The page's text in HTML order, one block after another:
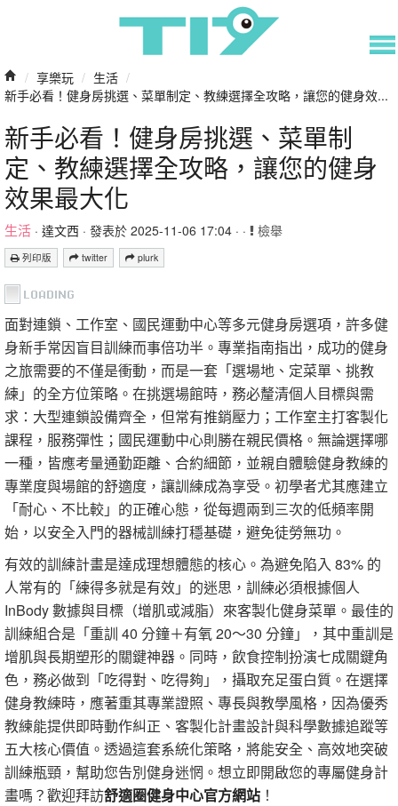
/ 享樂玩 / 生活 /
新手必看！健身房挑選、菜單制定、教練選擇全攻略，讓您的健身效...
新手必看！健身房挑選、菜單制
定、教練選擇全攻略，讓您的健身
效果最大化
生活 · 達文西 · 發表於 2025-11-06 17:04 · · 檢舉
列印版 twitter plurk
面對連鎖、工作室、國民運動中心等多元健身房選項，許多健
身新手常因盲目訓練而事倍功半。專業指南指出，成功的健身
之旅需要的不僅是衝動，而是一套「選場地、定菜單、挑教
練」的全方位策略。在挑選場館時，務必釐清個人目標與需
求：大型連鎖設備齊全，但常有推銷壓力；工作室主打客製化
課程，服務彈性；國民運動中心則勝在親民價格。無論選擇哪
一種，皆應考量通勤距離、合約細節，並親自體驗健身教練的
專業度與場館的舒適度，讓訓練成為享受。初學者尤其應建立
「耐心、不比較」的正確心態，從每週兩到三次的低頻率開
始，以安全入門的器械訓練打穩基礎，避免徒勞無功。
有效的訓練計畫是達成理想體態的核心。為避免陷入 83% 的
人常有的「練得多就是有效」的迷思，訓練必須根據個人
InBody 數據與目標（增肌或減脂）來客製化健身菜單。最佳的
訓練組合是「重訓 40 分鐘＋有氧 20～30 分鐘」，其中重訓是
增肌與長期塑形的關鍵神器。同時，飲食控制扮演七成關鍵角
色，務必做到「吃得對、吃得夠」，攝取充足蛋白質。在選擇
健身教練時，應著重其專業證照、專長與教學風格，因為優秀
教練能提供即時動作糾正、客製化計畫設計與科學數據追蹤等
五大核心價值。透過這套系統化策略，將能安全、高效地突破
訓練瓶頸，幫助您告別健身迷惘。想立即開啟您的專屬健身計
畫嗎？歡迎拜訪舒適圈健身中心官方網站 ！